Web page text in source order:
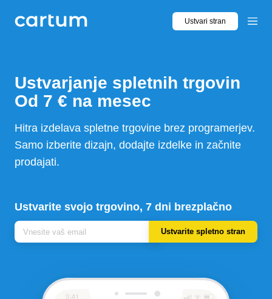
Ustvari stran
Ustvarjanje spletnih trgovin
Hitra izdelava spletne trgovine brez programerjev.
Samo izberite dizajn, dodajte izdelke in začnite
prodajati.
Ustvarite svojo trgovino, 7 dni brezplačno
Ustvarite spletno stran